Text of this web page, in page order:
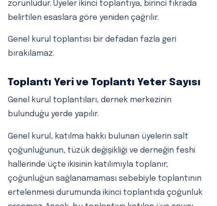
zorunludur. Üyeler ikinci toplantıya, birinci fıkrada
belirtilen esaslara göre yeniden çağrılır.
Genel kurul toplantısı bir defadan fazla geri
bırakılamaz.
Toplantı Yeri ve Toplantı Yeter Sayısı
Genel kurul toplantıları, dernek merkezinin
bulunduğu yerde yapılır.
Genel kurul, katılma hakkı bulunan üyelerin salt
çoğunluğunun, tüzük değişikliği ve derneğin feshi
hallerinde üçte ikisinin katılımıyla toplanır;
çoğunluğun sağlanamaması sebebiyle toplantının
ertelenmesi durumunda ikinci toplantıda çoğunluk